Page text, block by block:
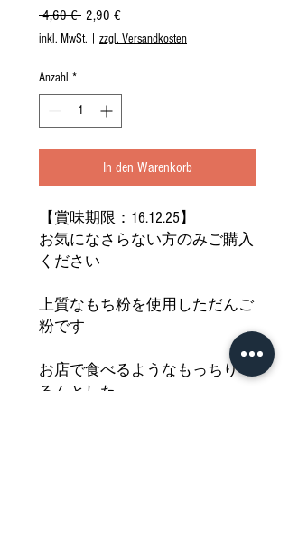
4,60 € Standardpreis
2,90 €Sale-
Preis
inkl. MwSt. zzgl. Versandkosten
Anzahl *
In den Warenkorb
【賞味期限：16.12.25】
お気になさらない方のみご購入
ください
上質なもち粉を使用しただんご
粉です
お店で食べるようなもっちりつ
るんとした